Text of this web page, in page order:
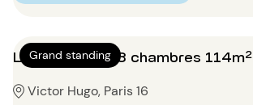
Grand standing
Location Loft 3 chambres 114m²
Victor Hugo, Paris 16